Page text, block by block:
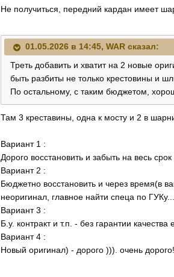
Не получиться, передний кардан имеет
01.05.2026 в 14:45, WAR сказал:
Треть добавить и хватит на 2 новые
быть разбиты не только крестовины и
По остальному, с таким бюджетом,
Там 3 креставины, одна к мосту и 2 в
Вариант 1 :
Дорого восстановить и забыть на весь срок
Вариант 2 :
Бюджетно восстановить и через время(в
неоригинал, главное найти спеца по ГУКу...
Вариант 3 :
Б.у. контракт и т.п. - без гарантии качества
Вариант 4 :
Новый оригинал) - дорого ))). очень